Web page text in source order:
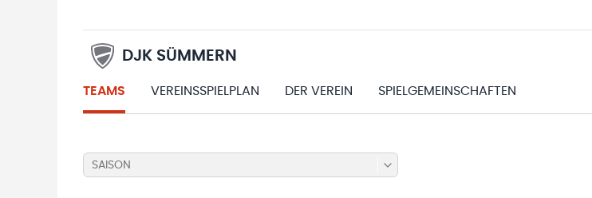
DJK SÜMMERN
TEAMS VEREINSSPIELPLAN DER VEREIN SPIELGEMEINSCHAFTEN
SAISON